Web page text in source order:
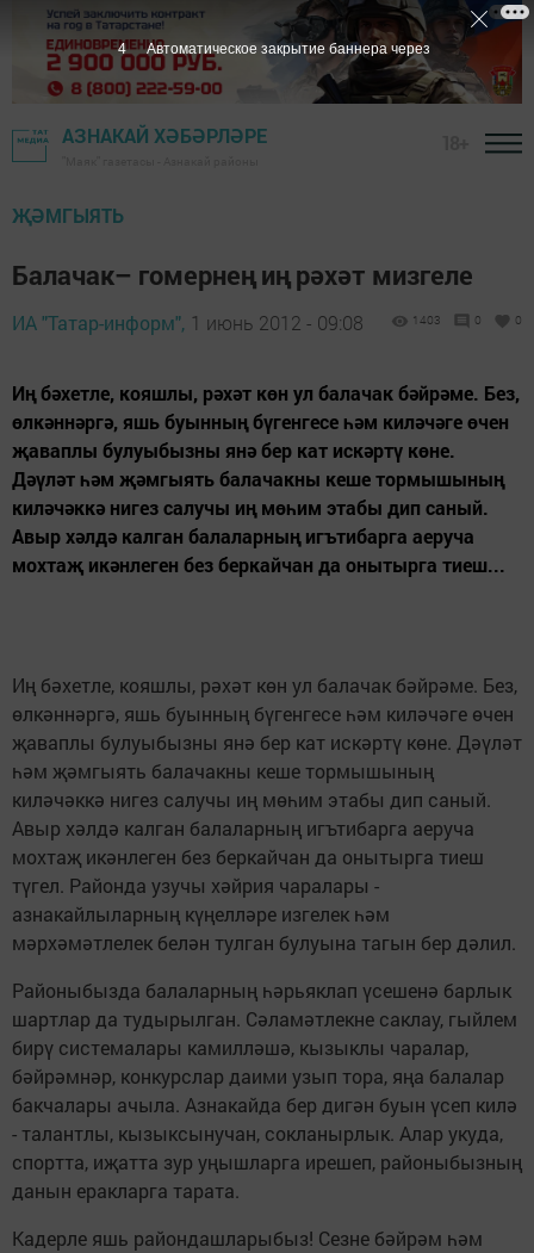
АЗНАКАЙ ХӘБӘРЛӘРЕ
ҖӘМГЫЯТЬ
Балачак– гомернең иң рәхәт мизгеле
ИА "Татар-информ", 1 июнь 2012 - 09:08 1403 0 0
Иң бәхетле, кояшлы, рәхәт көн ул балачак бәйрәме. Без,
өлкәннәргә, яшь буынның бүгенгесе һәм киләчәге өчен
җаваплы булуыбызны янә бер кат искәртү көне.
Дәүләт һәм җәмгыять балачакны кеше тормышының
киләчәккә нигез салучы иң мөһим этабы дип саный.
Авыр хәлдә калган балаларның игътибарга аеруча
мохтаҗ икәнлеген без беркайчан да онытырга тиеш...
Иң бәхетле, кояшлы, рәхәт көн ул балачак бәйрәме. Без,
өлкәннәргә, яшь буынның бүгенгесе һәм киләчәге өчен
җаваплы булуыбызны янә бер кат искәртү көне. Дәүләт
һәм җәмгыять балачакны кеше тормышының
киләчәккә нигез салучы иң мөһим этабы дип саный.
Авыр хәлдә калган балаларның игътибарга аеруча
мохтаҗ икәнлеген без беркайчан да онытырга тиеш
түгел. Районда узучы хәйрия чаралары -
азнакайлыларның күңелләре изгелек һәм
мәрхәмәтлелек белән тулган булуына тагын бер дәлил.
Районыбызда балаларның һәрьяклап үсешенә барлык
шартлар да тудырылган. Сәламәтлекне саклау, гыйлем
бирү системалары камилләшә, кызыклы чаралар,
бәйрәмнәр, конкурслар даими узып тора, яңа балалар
бакчалары ачыла. Азнакайда бер дигән буын үсеп килә
- талантлы, кызыксынучан, сокланырлык. Алар укуда,
спортта, иҗатта зур уңышларга ирешеп, районыбызның
данын еракларга тарата.
Кадерле яшь райондашларыбыз! Сезне бәйрәм һәм
3 Автоматическое закрытие баннера через